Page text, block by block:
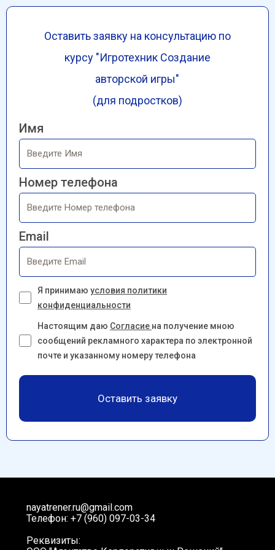
Оставить заявку на консультацию по
курсу "Игротехник Создание
авторской игры"
(для подростков)
Имя
Номер телефона
Email
Я принимаю условия политики
конфиденциальности
Настоящим даю Согласие на получение мною
сообщений рекламного характера по электронной
почте и указанному номеру телефона
Оставить заявку
nayatrener.ru@gmail.com
Телефон: +7 (960) 097-03-34
Реквизиты: